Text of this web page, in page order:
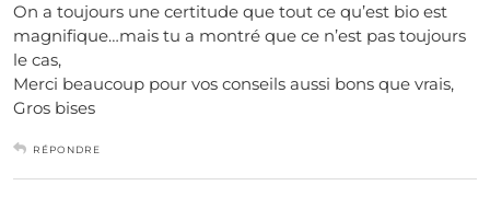
On a toujours une certitude que tout ce qu’est bio est
magnifique…mais tu a montré que ce n’est pas toujours
le cas,
Merci beaucoup pour vos conseils aussi bons que vrais,
Gros bises
RÉPONDRE